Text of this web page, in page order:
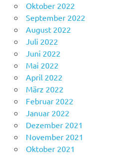
Oktober 2022
September 2022
August 2022
Juli 2022
Juni 2022
Mai 2022
April 2022
März 2022
Februar 2022
Januar 2022
Dezember 2021
November 2021
Oktober 2021